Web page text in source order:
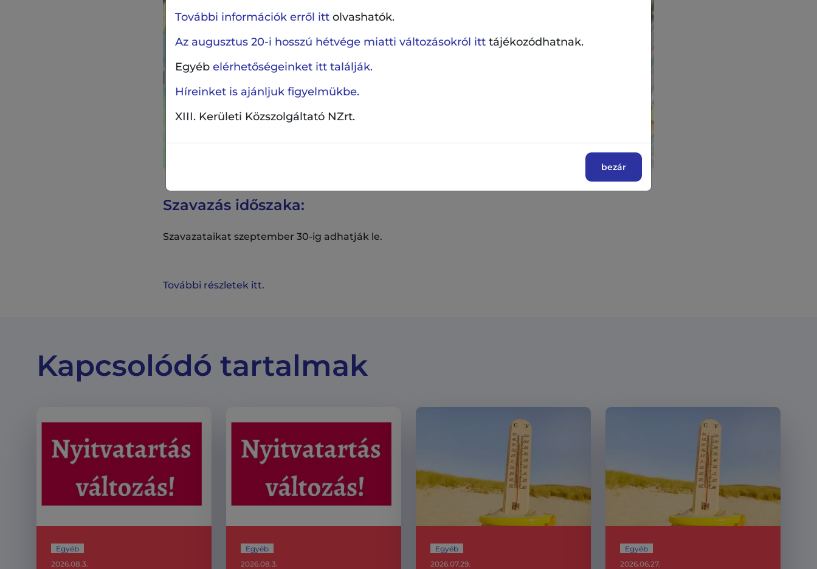
Szavazás időszaka:
Szavazataikat szeptember 30-ig adhatják le.
További részletek itt.
Kapcsolódó tartalmak
Egyéb
2026.08.3.
Egyéb
2026.08.3.
Egyéb
2026.07.29.
Egyéb
2026.06.27.
További információk erről itt olvashatók.
Az augusztus 20-i hosszú hétvége miatti változásokról itt tájékozódhatnak.
Egyéb elérhetőségeinket itt találják.
Híreinket is ajánljuk figyelmükbe.
XIII. Kerületi Közszolgáltató NZrt.
bezár